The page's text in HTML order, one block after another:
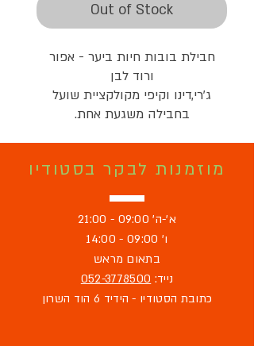
Out of Stock
חבילת בובות חיות ביער - אפור
ורוד לבן
ג'רי,דינו וקיפי מקולקציית שועל
בחבילה משגעת אחת.
מוזמנות לבקר בסטודיו
א'-ה' 09:00 - 21:00
ו' 09:00 - 14:00
בתאום מראש
נייד: 052-3778500
כתובת הסטודיו - הידיד 6 הוד השרון